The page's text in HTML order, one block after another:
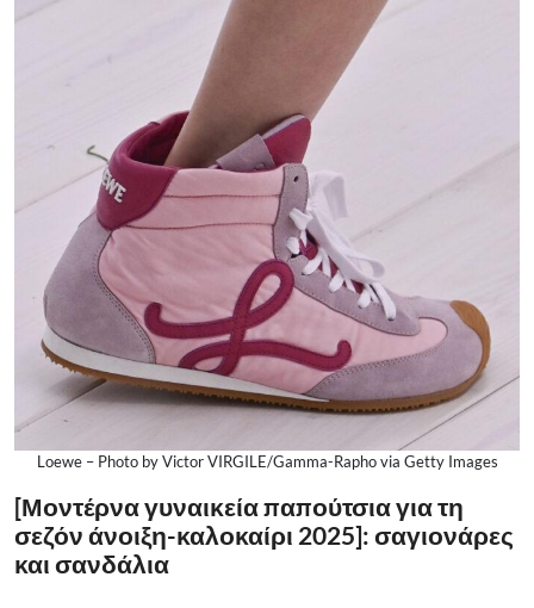
Loewe – Photo by Victor VIRGILE/Gamma-Rapho via Getty Images
[Μοντέρνα γυναικεία παπούτσια για τη
σεζόν άνοιξη-καλοκαίρι 2025]: σαγιονάρες
και σανδάλια